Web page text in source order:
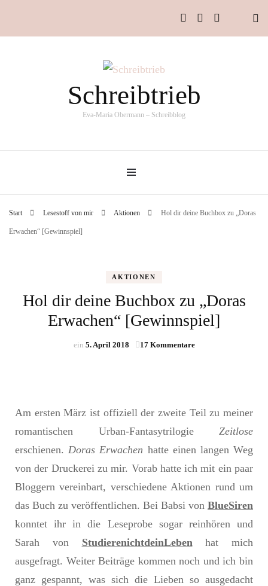
Schreibtrieb
Eva-Maria Obermann – Schreibblog
Start Lesestoff von mir Aktionen Hol dir deine Buchbox zu „Doras
Erwachen“ [Gewinnspiel]
AKTIONEN
Hol dir deine Buchbox zu „Doras
Erwachen“ [Gewinnspiel]
ein 5. April 2018 17 Kommentarezu
„Doras
Erwachen“
Am ersten März ist offiziell der zweite Teil zu meiner
romantischen Urban-Fantasytrilogie Zeitlose
erschienen.Doras Erwachen hatte einen langen Weg
von der Druckerei zu mir. Vorab hatte ich mit ein paar
Bloggern vereinbart, verschiedene Aktionen rund um
das Buch zu veröffentlichen. Bei Babsi von BlueSiren
konntet ihr in die Leseprobe sogar reinhören und
Sarah von StudierenichtdeinLebenhat mich
ausgefragt. Weiter Beiträge kommen noch und ich bin
ganz gespannt, was sich die Lieben so ausgedacht